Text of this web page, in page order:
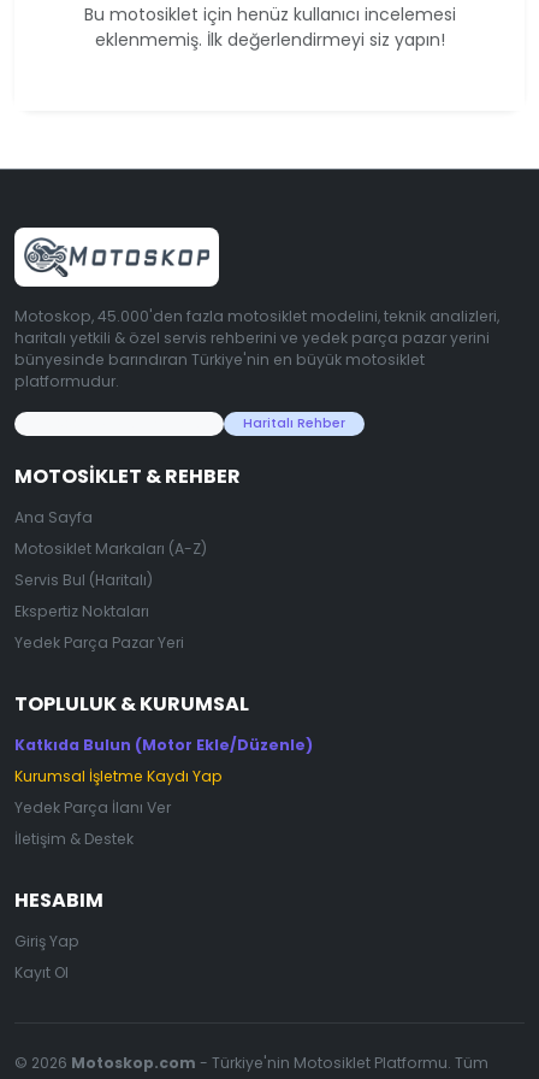
Bu motosiklet için henüz kullanıcı incelemesi
eklenmemiş. İlk değerlendirmeyi siz yapın!
Motoskop, 45.000'den fazla motosiklet modelini, teknik analizleri,
haritalı yetkili & özel servis rehberini ve yedek parça pazar yerini
bünyesinde barındıran Türkiye'nin en büyük motosiklet
platformudur.
Haritalı Rehber
MOTOSIKLET & REHBER
Ana Sayfa
Motosiklet Markaları (A-Z)
Servis Bul (Haritalı)
Ekspertiz Noktaları
Yedek Parça Pazar Yeri
TOPLULUK & KURUMSAL
Katkıda Bulun (Motor Ekle/Düzenle)
Kurumsal İşletme Kaydı Yap
Yedek Parça İlanı Ver
İletişim & Destek
HESABIM
Giriş Yap
Kayıt Ol
© 2026 Motoskop.com - Türkiye'nin Motosiklet Platformu. Tüm